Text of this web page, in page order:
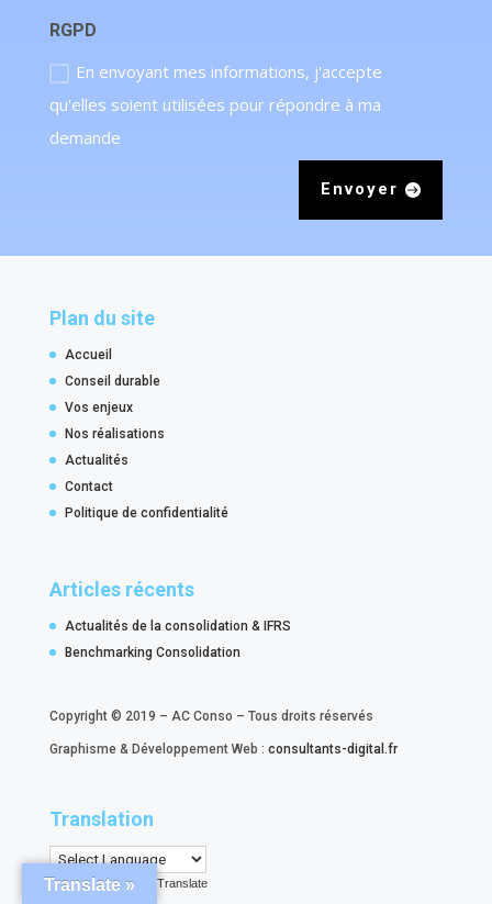
RGPD
En envoyant mes informations, j'accepte
qu'elles soient utilisées pour répondre à ma
demande
Envoyer
Plan du site
Accueil
Conseil durable
Vos enjeux
Nos réalisations
Actualités
Contact
Politique de confidentialité
Articles récents
Actualités de la consolidation & IFRS
Benchmarking Consolidation
Copyright © 2019 – AC Conso – Tous droits réservés
Graphisme & Développement Web : consultants-digital.fr
Translation
Powered by Translate
Translate »